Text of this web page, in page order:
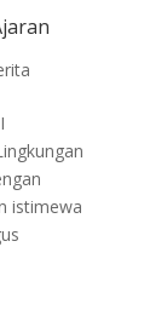
istimewa